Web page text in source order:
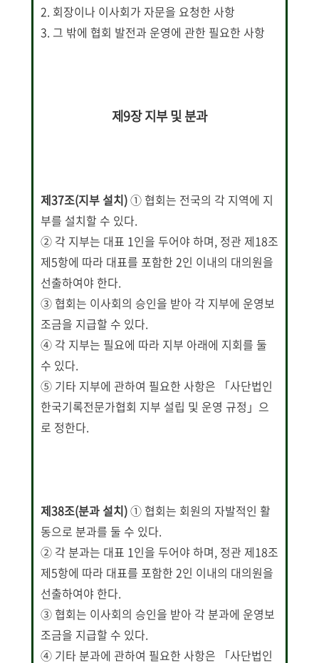
2. 회장이나 이사회가 자문을 요청한 사항
3. 그 밖에 협회 발전과 운영에 관한 필요한 사항
제9장 지부 및 분과
제37조(지부 설치)① 협회는 전국의 각 지역에 지
부를 설치할 수 있다.
② 각 지부는 대표 1인을 두어야 하며, 정관 제18조
제5항에 따라 대표를 포함한 2인 이내의 대의원을
선출하여야 한다.
③ 협회는 이사회의 승인을 받아 각 지부에 운영보
조금을 지급할 수 있다.
④ 각 지부는 필요에 따라 지부 아래에 지회를 둘
수 있다.
⑤ 기타 지부에 관하여 필요한 사항은 「사단법인
한국기록전문가협회 지부 설립 및 운영 규정」으
로 정한다.
제38조(분과 설치)① 협회는 회원의 자발적인 활
동으로 분과를 둘 수 있다.
② 각 분과는 대표 1인을 두어야 하며, 정관 제18조
제5항에 따라 대표를 포함한 2인 이내의 대의원을
선출하여야 한다.
③ 협회는 이사회의 승인을 받아 각 분과에 운영보
조금을 지급할 수 있다.
④ 기타 분과에 관하여 필요한 사항은 「사단법인